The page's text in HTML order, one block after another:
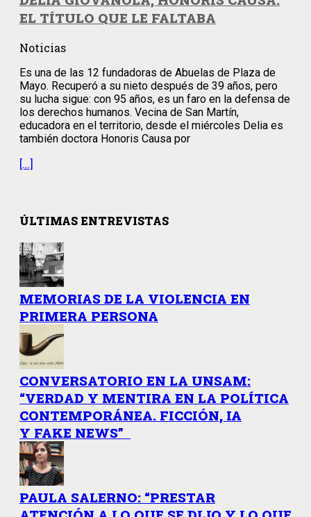
EL TÍTULO QUE LE FALTABA
Noticias
Es una de las 12 fundadoras de Abuelas de Plaza de
Mayo. Recuperó a su nieto después de 39 años, pero
su lucha sigue: con 95 años, es un faro en la defensa de
los derechos humanos. Vecina de San Martín,
educadora en el territorio, desde el miércoles Delia es
también doctora Honoris Causa por
[…]
ÚLTIMAS ENTREVISTAS
MEMORIAS DE LA VIOLENCIA EN
PRIMERA PERSONA
CONVERSATORIO EN LA UNSAM:
“VERDAD Y MENTIRA EN LA POLÍTICA
CONTEMPORÁNEA. FICCIÓN, IA
Y FAKE NEWS”
PAULA SALERNO: “PRESTAR